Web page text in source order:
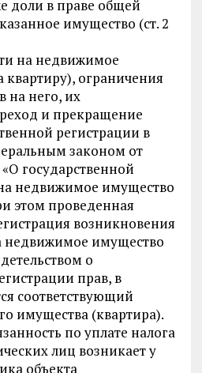
доли в праве общей
имущество (ст. 2
на недвижимое
квартиру), ограничения
на него, их
и прекращение
регистрации в
законом от
государственной
недвижимое имущество
этом проведенная
возникновения
недвижимое имущество
о
прав, в
соответствующий
имущества (квартира).
по уплате налога
лиц возникает у
объекта